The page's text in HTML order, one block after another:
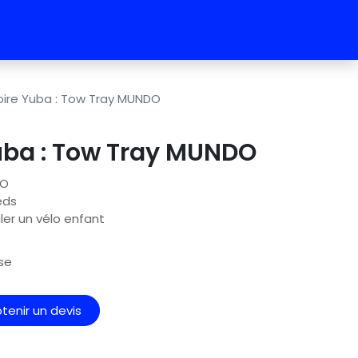
Yuba : Tow Tray MUNDO
: Tow Tray MUNDO
un vélo enfant
un devis